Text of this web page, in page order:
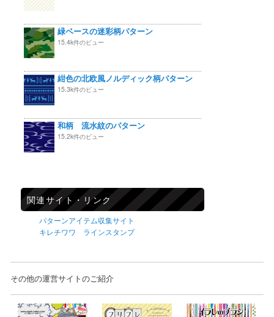
緑ベースの迷彩柄パターン
15.4k件のビュー
紺色の北欧風ノルディック柄パターン
15.3k件のビュー
和柄 流水紋のパターン
15.2k件のビュー
関連サイト・リンク
パターンアイテム収集サイト
キレチワワ ラインスタンプ
その他の運営サイトのご紹介